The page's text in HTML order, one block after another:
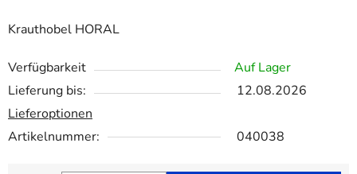
Krauthobel HORAL
Verfügbarkeit
Auf Lager
Lieferung bis:
12.08.2026
Lieferoptionen
Artikelnummer:
040038